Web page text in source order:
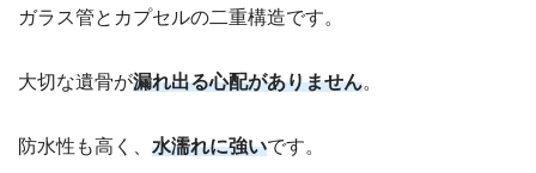
ガラス管とカプセルの二重構造です。
大切な遺骨が漏れ出る心配がありません。
防水性も高く、 水濡れに強いです。